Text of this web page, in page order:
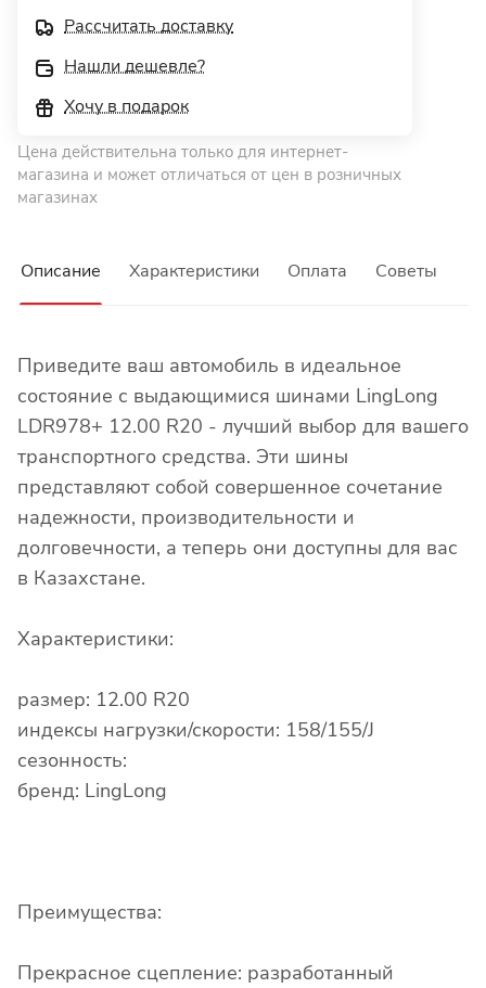
Рассчитать доставку
Нашли дешевле?
Хочу в подарок
Цена действительна только для интернет-
магазина и может отличаться от цен в розничных
магазинах
Описание Характеристики Оплата Советы
Приведите ваш автомобиль в идеальное
состояние с выдающимися шинами LingLong
LDR978+ 12.00 R20 - лучший выбор для вашего
транспортного средства. Эти шины
представляют собой совершенное сочетание
надежности, производительности и
долговечности, а теперь они доступны для вас
в Казахстане.
Характеристики:
размер: 12.00 R20
индексы нагрузки/скорости: 158/155/J
сезонность:
бренд: LingLong
Преимущества:
Прекрасное сцепление: разработанный